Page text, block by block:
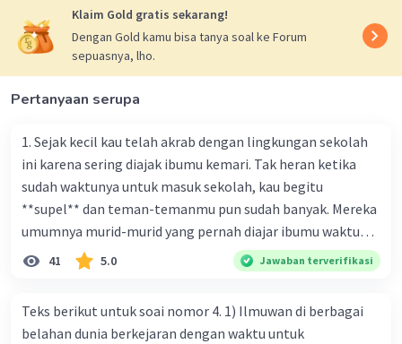
Klaim Gold gratis sekarang!
Dengan Gold kamu bisa tanya soal ke Forum
sepuasnya, lho.
Pertanyaan serupa
1. Sejak kecil kau telah akrab dengan lingkungan sekolah
ini karena sering diajak ibumu kemari. Tak heran ketika
sudah waktunya untuk masuk sekolah, kau begitu
**supel** dan teman-temanmu pun sudah banyak. Mereka
umumnya murid-murid yang pernah diajar ibumu waktu
kelas satu. Sedangkan aku? Aku waktu itu baru saja pindah
ke kota kecil ini. Makna kata bercetak tebal dalam kutipan
baik
41 5.0 Jawaban terverifikasi
Teks berikut untuk soai nomor 4. 1) Ilmuwan di berbagai
belahan dunia berkejaran dengan waktu untuk